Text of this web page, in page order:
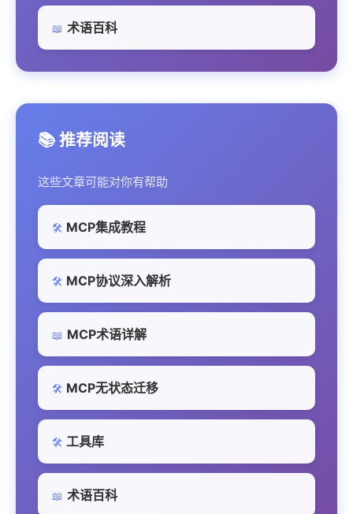
📖 术语百科
📚 推荐阅读
这些文章可能对你有帮助
🛠️ MCP集成教程
🛠️ MCP协议深入解析
📖 MCP术语详解
🛠️ MCP无状态迁移
🛠️ 工具库
📖 术语百科